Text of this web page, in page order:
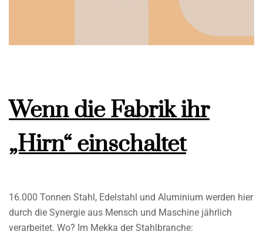
Wenn die Fabrik ihr
„Hirn“ einschaltet
16.000 Tonnen Stahl, Edelstahl und Aluminium werden hier
durch die Synergie aus Mensch und Maschine jährlich
verarbeitet. Wo? Im Mekka der Stahlbranche: